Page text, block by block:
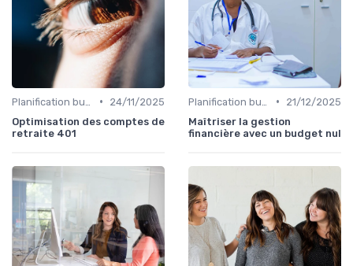
•
24/11/2025
Optimisation des comptes de
retraite 401
•
21/12/2025
Maîtriser la gestion
financière avec un budget nul